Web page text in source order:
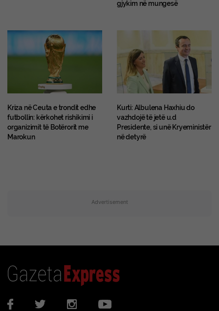
gjykim në mungesë
Kriza në Ceuta e trondit edhe
futbollin: kërkohet rishikimi i
organizimit të Botërorit me
Marokun
Kurti: Albulena Haxhiu do
vazhdojë të jetë u.d
Presidente, si unë Kryeministër
në detyrë
Advertisement